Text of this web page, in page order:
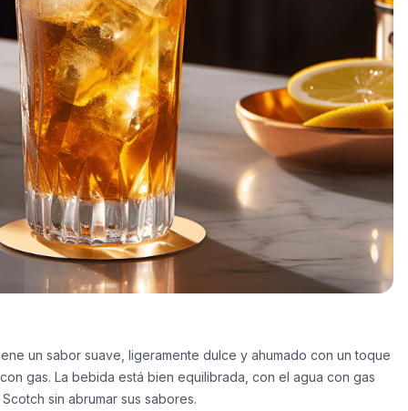
un sabor suave, ligeramente dulce y ahumado con un toque
gas. La bebida está bien equilibrada, con el agua con gas
sin abrumar sus sabores.